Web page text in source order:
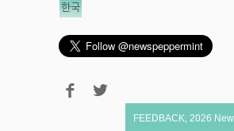
한국
FEEDBACK 2026